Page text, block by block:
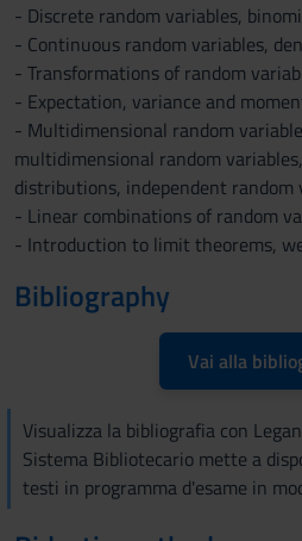
- Discrete random variables,
- Continuous random variables,
- Transformations of random
- Expectation, variance and
- Multidimensional random
multidimensional random
distributions, independent random
- Linear combinations of random
- Introduction to limit theorems,
Bibliography
Vai alla
Visualizza la bibliografia con
Sistema Bibliotecario mette a
testi in programma d'esame in